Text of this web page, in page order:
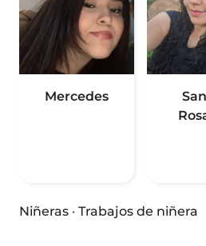
Mercedes
Niñeras · Trabajos de niñera